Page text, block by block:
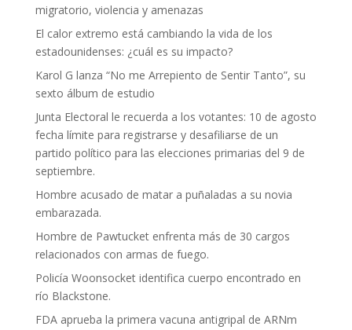
migratorio, violencia y amenazas
El calor extremo está cambiando la vida de los
estadounidenses: ¿cuál es su impacto?
Karol G lanza “No me Arrepiento de Sentir Tanto”, su
sexto álbum de estudio
Junta Electoral le recuerda a los votantes: 10 de agosto
fecha límite para registrarse y desafiliarse de un
partido político para las elecciones primarias del 9 de
septiembre.
Hombre acusado de matar a puñaladas a su novia
embarazada.
Hombre de Pawtucket enfrenta más de 30 cargos
relacionados con armas de fuego.
Policía Woonsocket identifica cuerpo encontrado en
río Blackstone.
FDA aprueba la primera vacuna antigripal de ARNm